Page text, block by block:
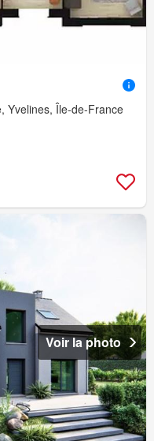
Yvelines, Île-de-France
Voir la photo